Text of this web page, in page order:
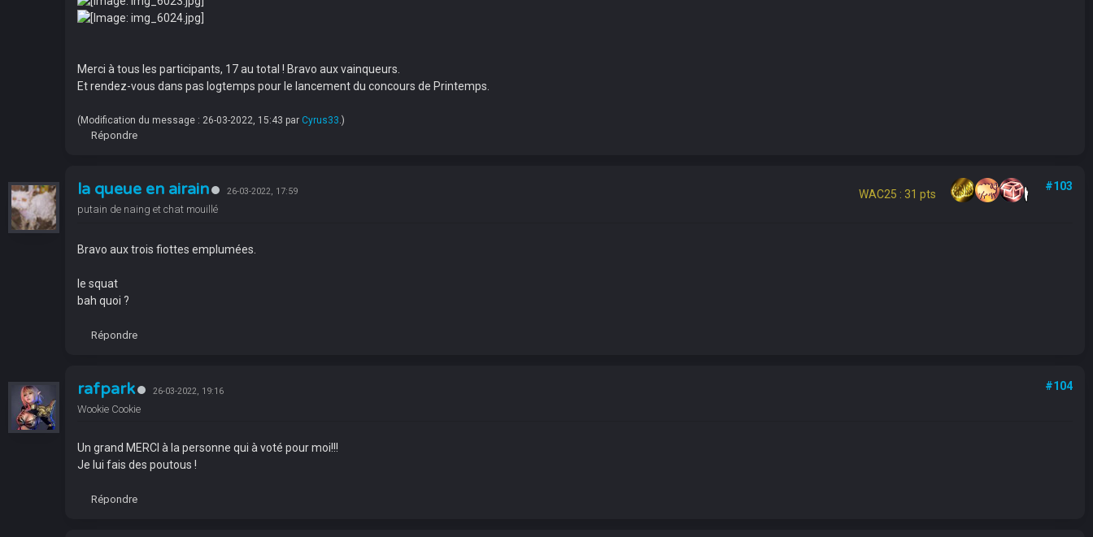
Merci à tous les participants, 17 au total ! Bravo aux vainqueurs.
Et rendez-vous dans pas logtemps pour le lancement du concours de Printemps.
(Modification du message : 26-03-2022, 15:43 par Cyrus33.)
Répondre
la queue en airain 26-03-2022, 17:59
putain de naing et chat mouillé
WAC25 : 31 pts
#103
Bravo aux trois fiottes emplumées.
le squat
bah quoi ?
Répondre
rafpark 26-03-2022, 19:16
Wookie Cookie
#104
Un grand MERCI à la personne qui à voté pour moi!!!
Je lui fais des poutous !
Répondre